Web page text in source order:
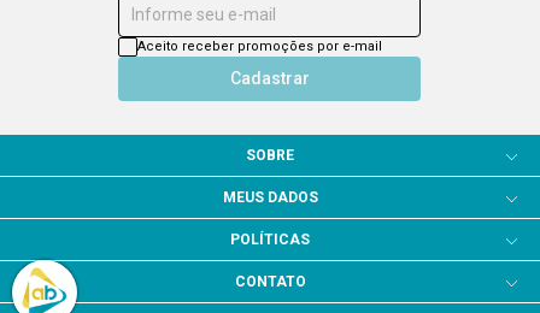
Informe seu e-mail
Cadastrar
Aceito receber promoções por e-mail
SOBRE
MEUS DADOS
POLÍTICAS
CONTATO